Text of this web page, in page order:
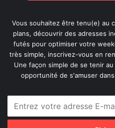
Vous souhaitez être tenu(e) au
plans, découvrir des adresses
futés pour optimiser votre
très simple, inscrivez-vous en
Une façon simple de se tenir
opportunité de s'amuser